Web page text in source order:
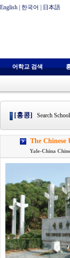
English 한국어 日本語
어학교 검색
[홍콩] Search
The
Yale-China